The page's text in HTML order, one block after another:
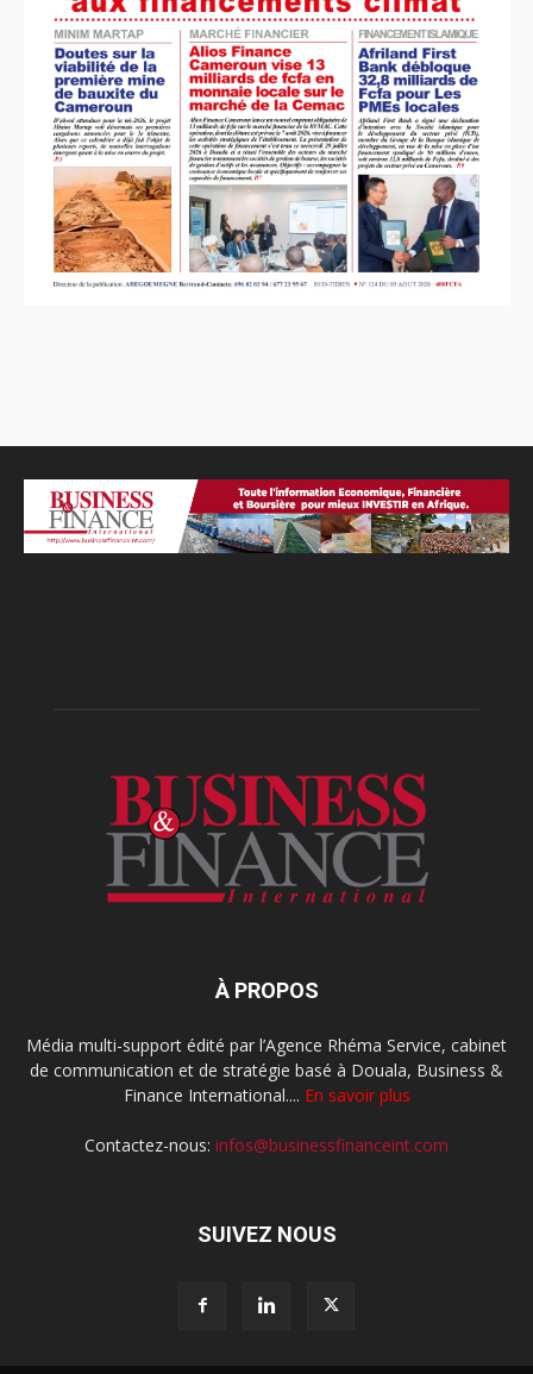
À PROPOS
Média multi-support édité par l’Agence Rhéma Service, cabinet
de communication et de stratégie basé à Douala, Business &
Finance International.... En savoir plus
Contactez-nous: infos@businessfinanceint.com
SUIVEZ NOUS